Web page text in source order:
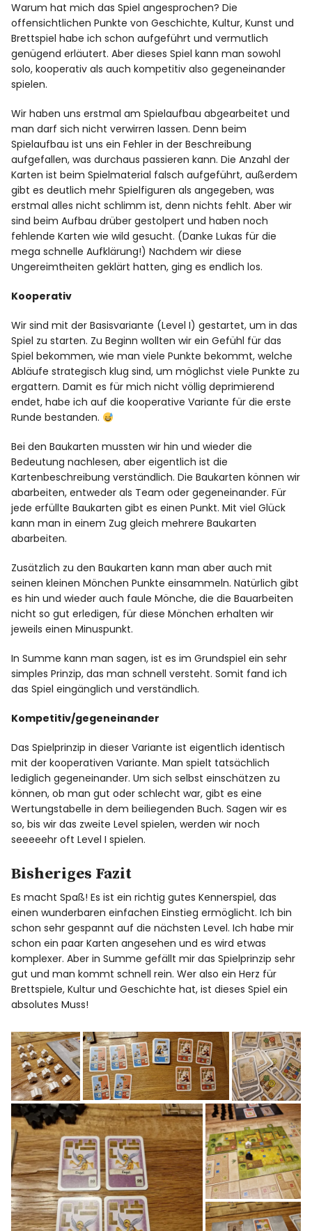
Warum hat mich das Spiel angesprochen? Die
offensichtlichen Punkte von Geschichte, Kultur, Kunst und
Brettspiel habe ich schon aufgeführt und vermutlich
genügend erläutert. Aber dieses Spiel kann man sowohl
solo, kooperativ als auch kompetitiv also gegeneinander
spielen.
Wir haben uns erstmal am Spielaufbau abgearbeitet und
man darf sich nicht verwirren lassen. Denn beim
Spielaufbau ist uns ein Fehler in der Beschreibung
aufgefallen, was durchaus passieren kann. Die Anzahl der
Karten ist beim Spielmaterial falsch aufgeführt, außerdem
gibt es deutlich mehr Spielfiguren als angegeben, was
erstmal alles nicht schlimm ist, denn nichts fehlt. Aber wir
sind beim Aufbau drüber gestolpert und haben noch
fehlende Karten wie wild gesucht. (Danke Lukas für die
mega schnelle Aufklärung!) Nachdem wir diese
Ungereimtheiten geklärt hatten, ging es endlich los.
Kooperativ
Wir sind mit der Basisvariante (Level I) gestartet, um in das
Spiel zu starten. Zu Beginn wollten wir ein Gefühl für das
Spiel bekommen, wie man viele Punkte bekommt, welche
Abläufe strategisch klug sind, um möglichst viele Punkte zu
ergattern. Damit es für mich nicht völlig deprimierend
endet, habe ich auf die kooperative Variante für die erste
Runde bestanden.
Bei den Baukarten mussten wir hin und wieder die
Bedeutung nachlesen, aber eigentlich ist die
Kartenbeschreibung verständlich. Die Baukarten können wir
abarbeiten, entweder als Team oder gegeneinander. Für
jede erfüllte Baukarten gibt es einen Punkt. Mit viel Glück
kann man in einem Zug gleich mehrere Baukarten
abarbeiten.
Zusätzlich zu den Baukarten kann man aber auch mit
seinen kleinen Mönchen Punkte einsammeln. Natürlich gibt
es hin und wieder auch faule Mönche, die die Bauarbeiten
nicht so gut erledigen, für diese Mönchen erhalten wir
jeweils einen Minuspunkt.
In Summe kann man sagen, ist es im Grundspiel ein sehr
simples Prinzip, das man schnell versteht. Somit fand ich
das Spiel eingänglich und verständlich.
Kompetitiv/gegeneinander
Das Spielprinzip in dieser Variante ist eigentlich identisch
mit der kooperativen Variante. Man spielt tatsächlich
lediglich gegeneinander. Um sich selbst einschätzen zu
können, ob man gut oder schlecht war, gibt es eine
Wertungstabelle in dem beiliegenden Buch. Sagen wir es
so, bis wir das zweite Level spielen, werden wir noch
seeeeehr oft Level I spielen.
Bisheriges Fazit
Es macht Spaß! Es ist ein richtig gutes Kennerspiel, das
einen wunderbaren einfachen Einstieg ermöglicht. Ich bin
schon sehr gespannt auf die nächsten Level. Ich habe mir
schon ein paar Karten angesehen und es wird etwas
komplexer. Aber in Summe gefällt mir das Spielprinzip sehr
gut und man kommt schnell rein. Wer also ein Herz für
Brettspiele, Kultur und Geschichte hat, ist dieses Spiel ein
absolutes Muss!